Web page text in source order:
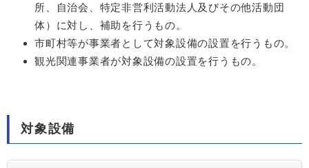
所、自治会、特定非営利活動法人及びその他活動団
体）に対し、補助を行うもの。
市町村等が事業者として対象設備の設置を行うもの。
観光関連事業者が対象設備の設置を行うもの。
対象設備